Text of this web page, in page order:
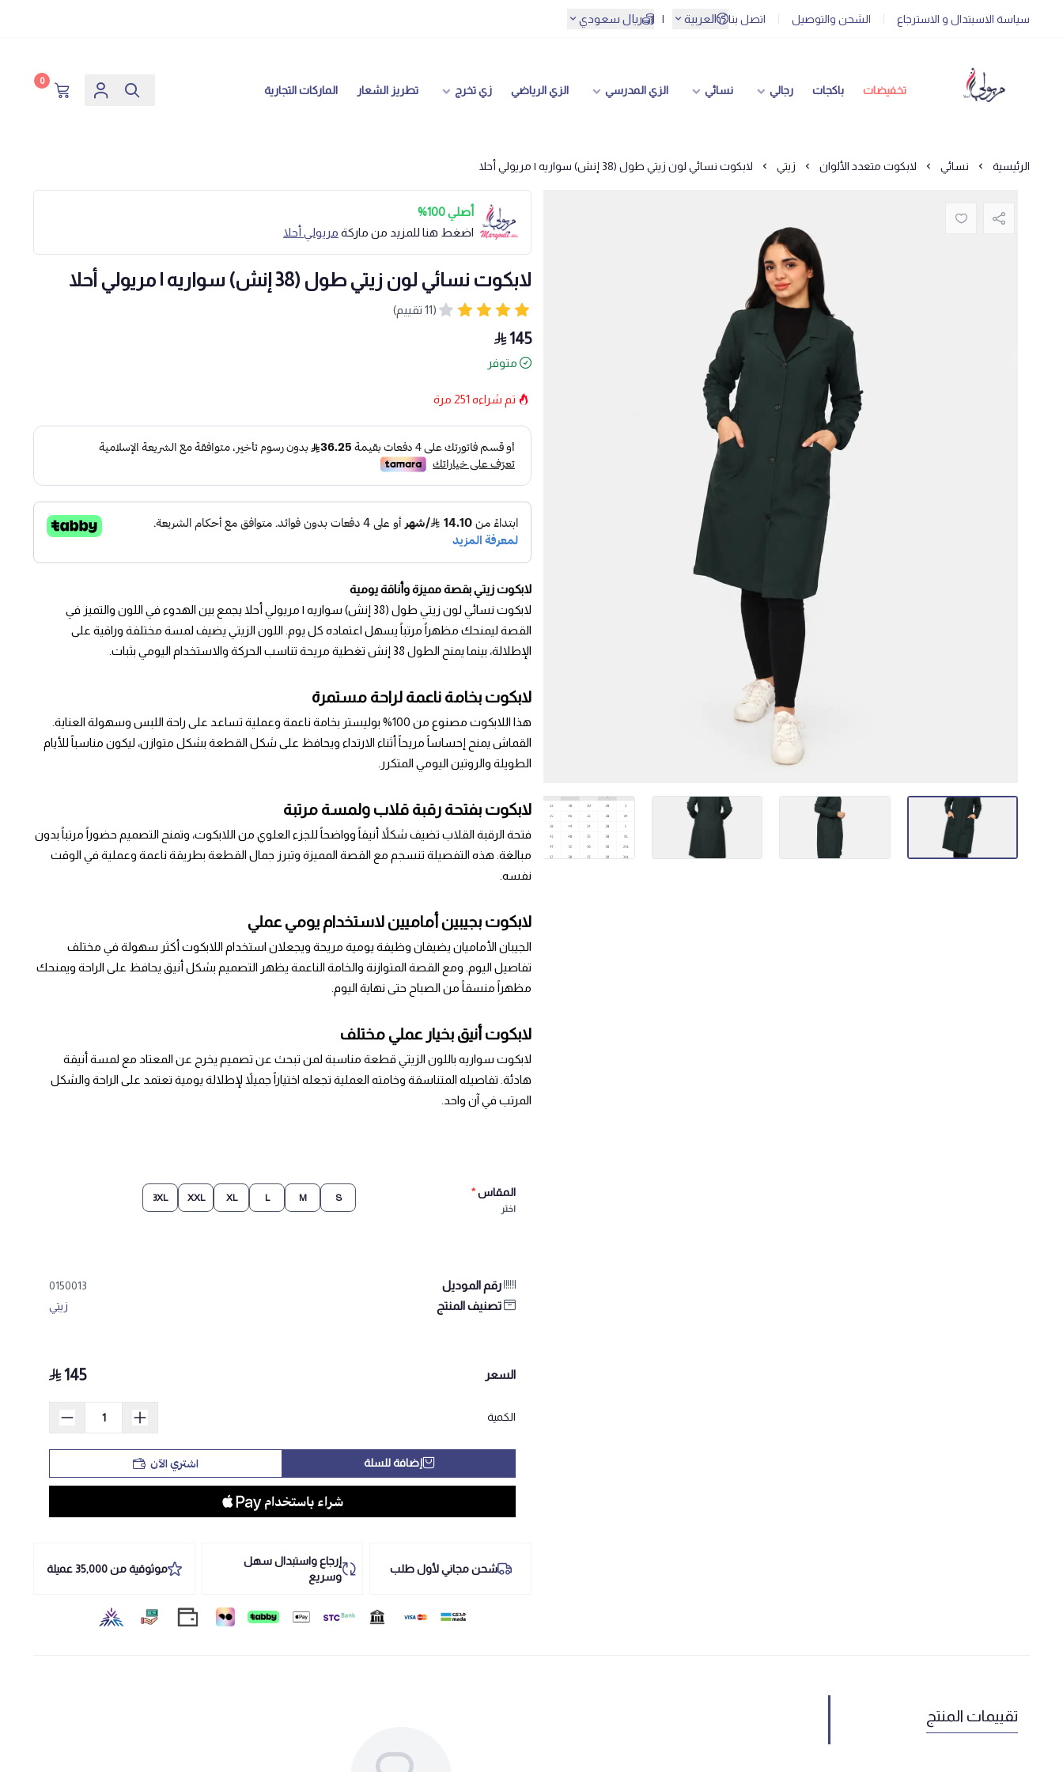
سياسة الاسبتدال و الاسترجاع الشحن والتوصيل اتصل بنا العربية | ريال سعودي
تخفيضات باكجات رجالي نسائي الزي المدرسي الزي الرياضي زي تخرج تطريز الشعار الماركات التجارية
0
الرئيسية نسائي لابكوت متعدد الألوان زيتي لابكوت نسائي لون زيتي طول (38 إنش) سواريه | مريولي أحلا
أصلي 100%
اضغط هنا للمزيد من ماركة مريولي أحلا
لابكوت نسائي لون زيتي طول (38 إنش) سواريه | مريولي أحلا
(11 تقييم)
145
متوفر
تم شراءه 251 مرة
لابكوت زيتي بقصة مميزة وأناقة يومية
لابكوت نسائي لون زيتي طول (38 إنش) سواريه | مريولي أحلا يجمع بين الهدوء في اللون والتميز في
القصة ليمنحك مظهراً مرتباً يسهل اعتماده كل يوم. اللون الزيتي يضيف لمسة مختلفة وراقية على
الإطلالة، بينما يمنح الطول 38 إنش تغطية مريحة تناسب الحركة والاستخدام اليومي بثبات.
لابكوت بخامة ناعمة لراحة مستمرة
هذا اللابكوت مصنوع من 100% بوليستر بخامة ناعمة وعملية تساعد على راحة اللبس وسهولة العناية.
القماش يمنح إحساساً مريحاً أثناء الارتداء ويحافظ على شكل القطعة بشكل متوازن، ليكون مناسباً للأيام
الطويلة والروتين اليومي المتكرر.
لابكوت بفتحة رقبة قلاب ولمسة مرتبة
فتحة الرقبة القلاب تضيف شكلاً أنيقاً وواضحاً للجزء العلوي من اللابكوت، وتمنح التصميم حضوراً مرتباً بدون
مبالغة. هذه التفصيلة تنسجم مع القصة المميزة وتبرز جمال القطعة بطريقة ناعمة وعملية في الوقت
نفسه.
لابكوت بجيبين أماميين لاستخدام يومي عملي
الجيبان الأماميان يضيفان وظيفة يومية مريحة ويجعلان استخدام اللابكوت أكثر سهولة في مختلف
تفاصيل اليوم. ومع القصة المتوازنة والخامة الناعمة يظهر التصميم بشكل أنيق يحافظ على الراحة ويمنحك
مظهراً منسقاً من الصباح حتى نهاية اليوم.
لابكوت أنيق بخيار عملي مختلف
لابكوت سواريه باللون الزيتي قطعة مناسبة لمن تبحث عن تصميم يخرج عن المعتاد مع لمسة أنيقة
هادئة. تفاصيله المتناسقة وخامته العملية تجعله اختياراً جميلاً لإطلالة يومية تعتمد على الراحة والشكل
المرتب في آن واحد.
المقاس*
اختر
S
M
L
XL
XXL
3XL
رقم الموديل 0150013
تصنيف المنتج زيتي
السعر 145
الكمية
إضافة للسلة اشتري الآن
شحن مجاني لأول طلب
إرجاع واستبدال سهل
وسريع
موثوقية من 35,000 عميلة
تقييمات المنتج